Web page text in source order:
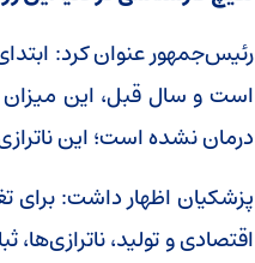
رئیس‌جمهور عنوان کرد:
است و سال قبل، این میزان
درمان نشده است؛ این
پزشکیان اظهار داشت: برای
اقتصادی و تولید،